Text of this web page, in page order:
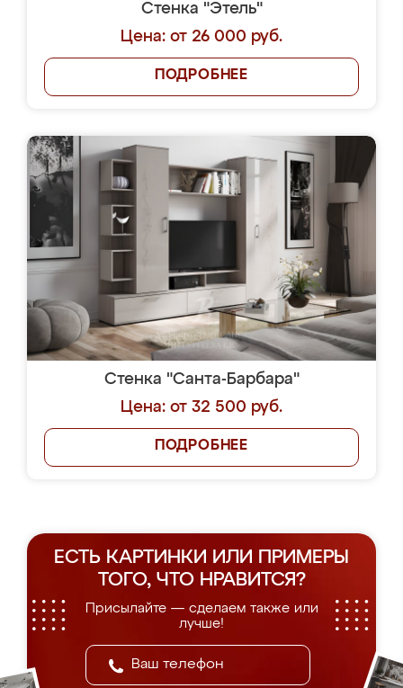
Стенка "Этель"
Цена: от 26 000 руб.
ПОДРОБНЕЕ
Стенка "Санта-Барбара"
Цена: от 32 500 руб.
ПОДРОБНЕЕ
ЕСТЬ КАРТИНКИ ИЛИ ПРИМЕРЫ
ТОГО, ЧТО НРАВИТСЯ?
Присылайте — сделаем также или
лучше!